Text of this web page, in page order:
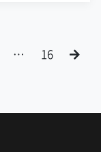
… 16